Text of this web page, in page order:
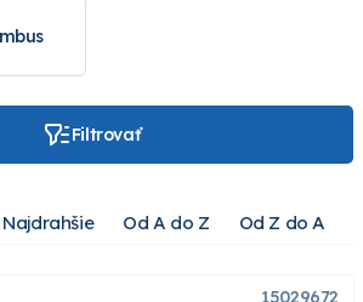
Filtrovať
Najdrahšie Od A do Z Od Z do A
15029672